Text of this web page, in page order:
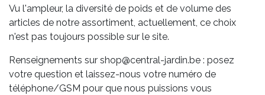
Vu l'ampleur, la diversité de poids et de volume des
articles de notre assortiment, actuellement, ce choix
n'est pas toujours possible sur le site.
Renseignements sur shop@central-jardin.be : posez
votre question et laissez-nous votre numéro de
téléphone/GSM pour que nous puissions vous